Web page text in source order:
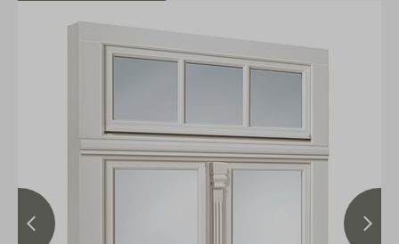
vorheriges Bild